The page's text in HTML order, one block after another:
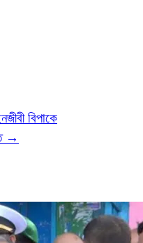
বিপাকে
→